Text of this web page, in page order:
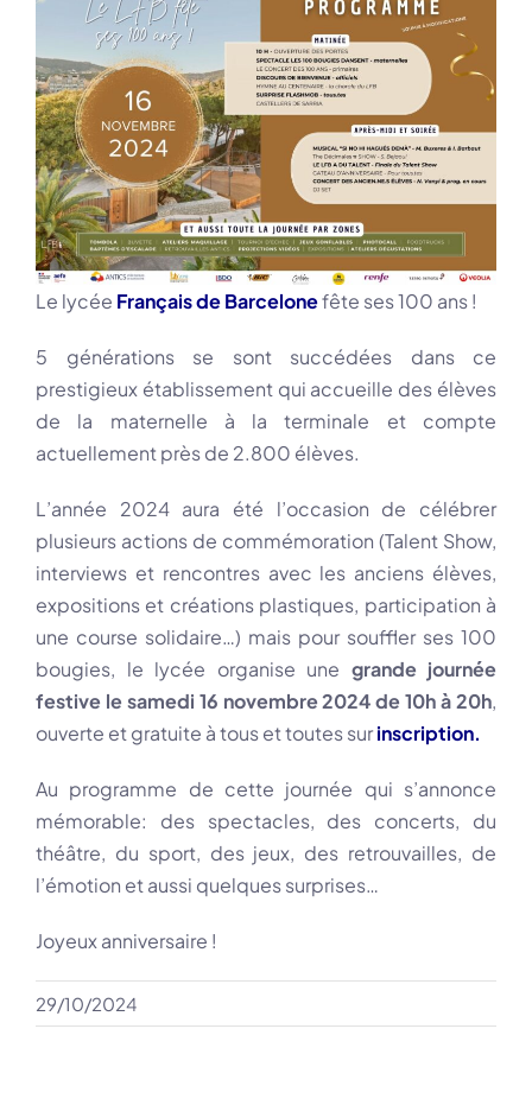
Le lycée Français de Barcelonefête ses 100 ans !
5 générations se sont succédées dans ce
prestigieux établissement qui accueille des élèves
de la maternelle à la terminale et compte
actuellement près de 2.800 élèves.
L’année 2024 aura été l’occasion de célébrer
plusieurs actions de commémoration (Talent Show,
interviews et rencontres avec les anciens élèves,
expositions et créations plastiques, participation à
une course solidaire…) mais pour souffler ses 100
bougies, le lycée organise une grande journée
festive le samedi 16 novembre 2024 de 10h à 20h,
ouverte et gratuite à tous et toutes surinscription.
Au programme de cette journée qui s’annonce
mémorable: des spectacles, des concerts, du
théâtre, du sport, des jeux, des retrouvailles, de
l’émotion et aussi quelques surprises…
Joyeux anniversaire !
29/10/2024